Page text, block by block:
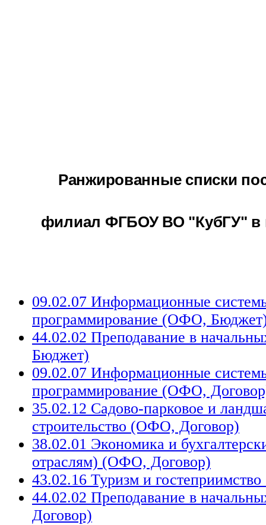
Ранжированные списки
филиал ФГБОУ ВО "КубГУ" в
09.02.07 Информационные
программирование (ОФО,
44.02.02 Преподавание в
Бюджет)
09.02.07 Информационные
программирование (ОФО,
35.02.12 Садово-парковое и
строительство (ОФО, Договор)
38.02.01 Экономика и
отраслям) (ОФО, Договор)
43.02.16 Туризм и
44.02.02 Преподавание в
Договор)